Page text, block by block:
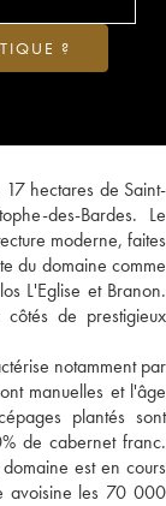
hectares de Saint-
des-Bardes. Le
moderne, faites
du domaine comme
L'Eglise et Branon.
de prestigieux
notamment par
manuelles et l'âge
plantés sont
de cabernet franc.
est en cours
avoisine les 70 000
?